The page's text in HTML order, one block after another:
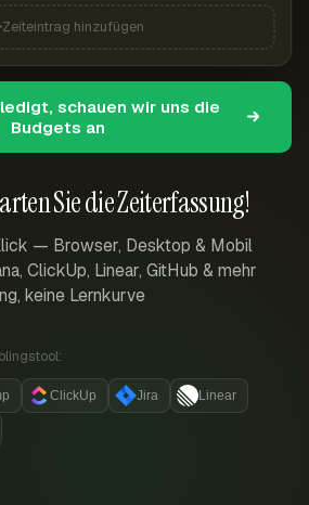
Sie die Zeiterfassung!
— Browser, Desktop & Mobil
ClickUp, Linear, GitHub & mehr
keine Lernkurve
ClickUp Jira Linear
Zeiteintrag hinzufügen
schauen wir uns die
Budgets an